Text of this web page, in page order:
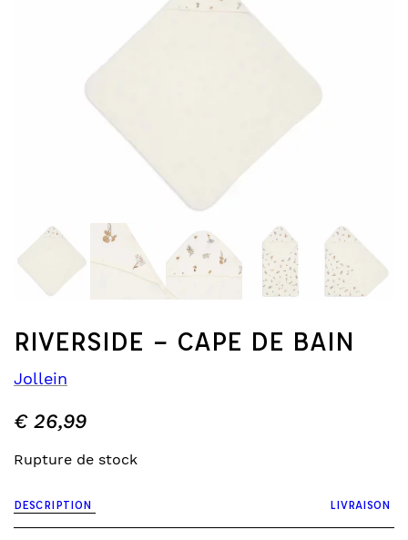
RIVERSIDE – CAPE DE BAIN
Jollein
€26,99
Rupture de stock
DESCRIPTION LIVRAISON